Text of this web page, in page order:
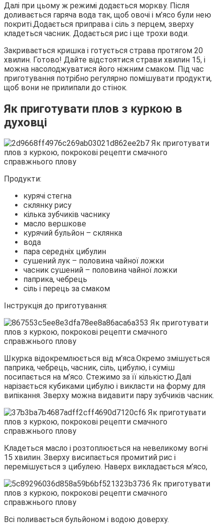
Далі при цьому ж режимі додається моркву. Після
доливається гаряча вода так, щоб овочі і м’ясо були нею
покриті.Додається приправа і сіль з перцем, зверху
кладеться часник. Додається рис і ще трохи води.
Закривається кришка і готується страва протягом 20
хвилин. Готово! Дайте відстоятися страви хвилин 15, і
можна насолоджуватися його ніжним смаком. Під час
приготування потрібно регулярно помішувати продукти,
щоб вони не прилипали до стінок.
Як приготувати плов з куркою в
духовці
Продукти:
курячі стегна
склянку рису
кілька зубчиків часнику
масло вершкове
курячий бульйон – склянка
вода
пара середніх цибулин
сушений лук – половина чайної ложки
часник сушений – половина чайної ложки
паприка, чебрець
сіль і перець за смаком
Інструкція до приготування:
Шкурка відокремлюється від м’яса.Окремо змішується
паприка, чебрець, часник, сіль, цибулю, і суміш
посипається на м’ясо. Стежимо за її кількістю.Далі
нарізається кубиками цибулю і викласти на форму для
випікання. Зверху можна видавити пару зубчиків часник.
Кладеться масло і розтоплюється на невеликому вогні
15 хвилин. Зверху висипається промитий рис і
перемішується з цибулею. Наверх викладається м’ясо,
Всі поливається бульйоном і водою доверху.